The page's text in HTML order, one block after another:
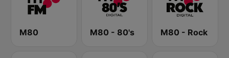
M80 M80 - 80's M80 - Rock